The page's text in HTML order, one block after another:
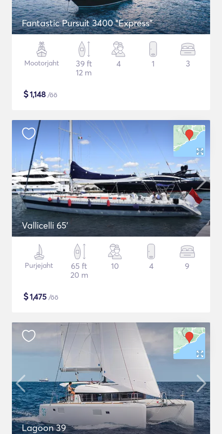
Fantastic Pursuit 3400 "Express"
Mootorjaht
39 ft
12 m
4 1 3
$1,148 /öö
Vallicelli 65'
Purjejaht
65 ft
20 m
10 4 9
$1,475 /öö
Lagoon 39